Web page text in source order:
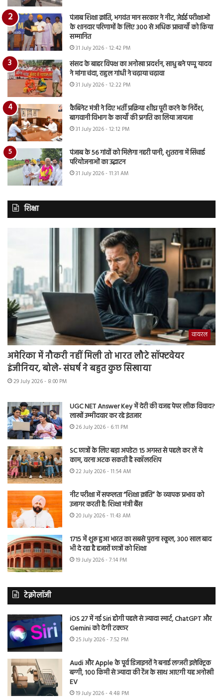
पंजाब शिक्षा क्रांति, भगवंत मान सरकार ने नीट, जेईई परीक्षाओं
के शानदार परिणामों के लिए 300 से अधिक प्राचार्यों को किया
सम्मानित
31 July 2026 - 12:42 PM
संसद के बाहर विपक्ष का अनोखा प्रदर्शन, साधु बने पप्पू यादव
ने मांगा चंदा, राहुल गांधी ने चढ़ाया चढ़ावा
31 July 2026 - 12:22 PM
कैबिनेट मंत्री ने दिए भर्ती प्रक्रिया शीघ्र पूरी करने के निर्देश,
बागवानी विभाग के कार्यों की प्रगति का लिया जायजा
31 July 2026 - 12:12 PM
पंजाब के 56 गांवों को मिलेगा नहरी पानी, शुतराना में सिंचाई
परियोजनाओं का उद्घाटन
31 July 2026 - 11:31 AM
शिक्षा
वायरल
अमेरिका में नौकरी नहीं मिली तो भारत लौटे सॉफ्टवेयर
इंजीनियर, बोले- संघर्ष ने बहुत कुछ सिखाया
29 July 2026 - 8:00 PM
UGC NET Answer Key में देरी की वजह पेपर लीक विवाद?
लाखों उम्मीदवार कर रहे इंतजार
26 July 2026 - 6:11 PM
SC छात्रों के लिए बड़ा अपडेट! 15 अगस्त से पहले कर लें ये
काम, वरना अटक सकती है स्कॉलरशिप
22 July 2026 - 11:54 AM
नीट परीक्षा में सफलता “शिक्षा क्रांति” के व्यापक प्रभाव को
उजागर करती है: शिक्षा मंत्री बैंस
20 July 2026 - 11:43 AM
1715 में शुरू हुआ भारत का सबसे पुराना स्कूल, 300 साल बाद
भी दे रहा है हजारों छात्रों को शिक्षा
19 July 2026 - 7:14 PM
टेक्नोलॉजी
iOS 27 में नई Siri होगी पहले से ज्यादा स्मार्ट, ChatGPT और
Gemini को देगी टक्कर
25 July 2026 - 7:52 PM
Audi और Apple के पूर्व डिजाइनरों ने बनाई लग्जरी इलेक्ट्रिक
बग्गी, 100 किमी से ज्यादा की रेंज के साथ आएगी यह अनोखी
EV
19 July 2026 - 4:48 PM